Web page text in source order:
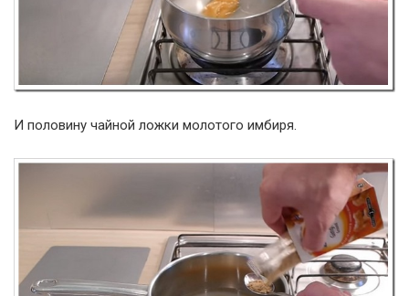
И половину чайной ложки молотого имбиря.